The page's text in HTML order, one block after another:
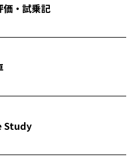
価・試乗記
Study